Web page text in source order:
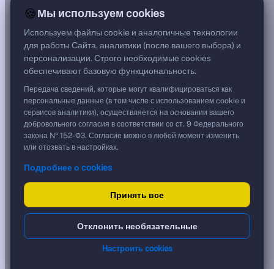
G спред
100,10 %
1 001,00 ₽
Срок, лет
0,07
Дюрация, лет
0,08
Рейтинг
AA
Тип
Флоатер
Доходность и цена
YTM эффективная ?
🍪Мы используем cookies
Используем файлы cookie и аналогичные технологии
для работы Сайта, аналитики (после вашего выбора) и
персонализации. Строго необходимые cookies
обеспечивают базовую функциональность.
Передача сведений, которые могут квалифицироваться как
персональные данные (в том числе с использованием cookie и
сервисов аналитики), осуществляется на основании вашего
добровольного согласия в соответствии со ст. 9 Федерального
закона № 152-ФЗ. Согласие можно в любой момент изменить
или отозвать в настройках.
Подробнее о cookies
Принять все
Отклонить необязательные
Настроить cookies